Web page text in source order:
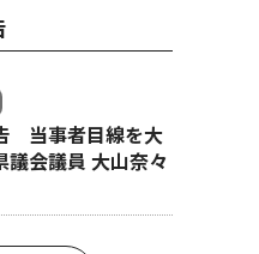
当事者目線を大
会議員 大山奈々